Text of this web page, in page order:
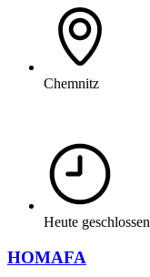
Chemnitz
Heute geschlossen
HOMAFA